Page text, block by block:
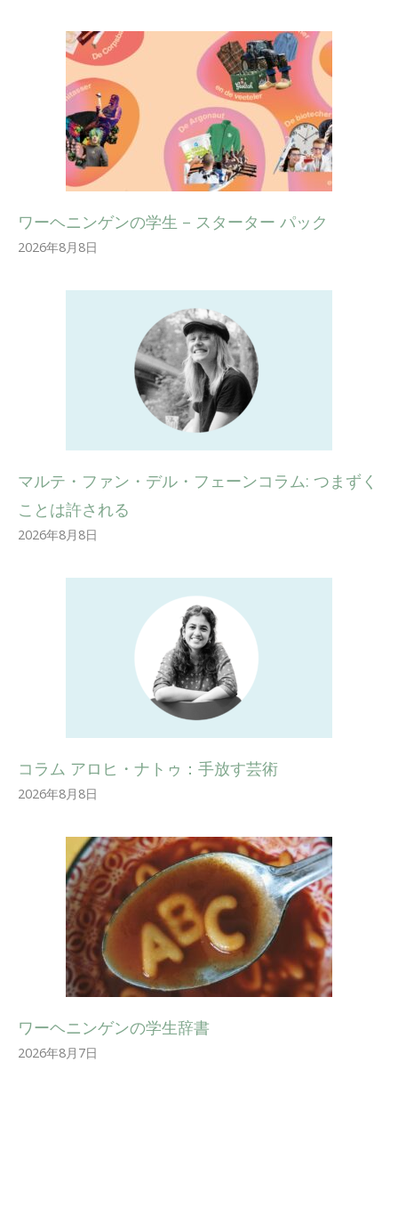
ワーヘニンゲンの学生 – スターター パック
2026年8月8日
マルテ・ファン・デル・フェーンコラム: つまずく
ことは許される
2026年8月8日
コラム アロヒ・ナトゥ：手放す芸術
2026年8月8日
ワーヘニンゲンの学生辞書
2026年8月7日